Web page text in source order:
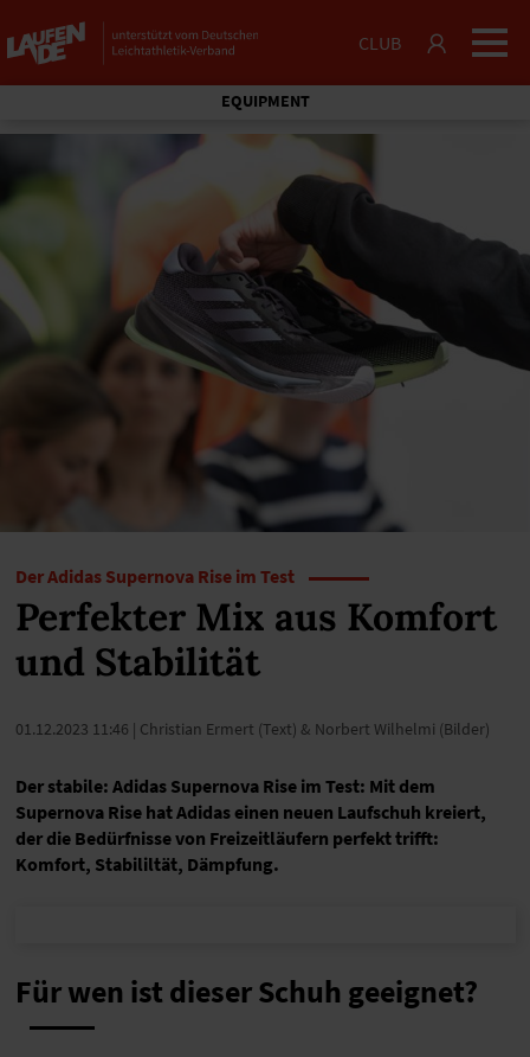
CLUB
EQUIPMENT
Der Adidas Supernova Rise im Test
Perfekter Mix aus Komfort
und Stabilität
01.12.2023 11:46 | Christian Ermert (Text) & Norbert Wilhelmi (Bilder)
Der stabile: Adidas Supernova Rise im Test: Mit dem
Supernova Rise hat Adidas einen neuen Laufschuh kreiert,
der die Bedürfnisse von Freizeitläufern perfekt trifft:
Komfort, Stabililtät, Dämpfung.
Für wen ist dieser Schuh geeignet?